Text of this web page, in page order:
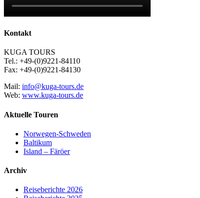
Kontakt
KUGA TOURS
Tel.: +49-(0)9221-84110
Fax: +49-(0)9221-84130
Mail: info@kuga-tours.de
Web: www.kuga-tours.de
Aktuelle Touren
Norwegen-Schweden
Baltikum
Island – Färöer
Archiv
Reiseberichte 2026